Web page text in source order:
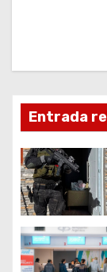
ó
n
d
e
e
n
Entrada